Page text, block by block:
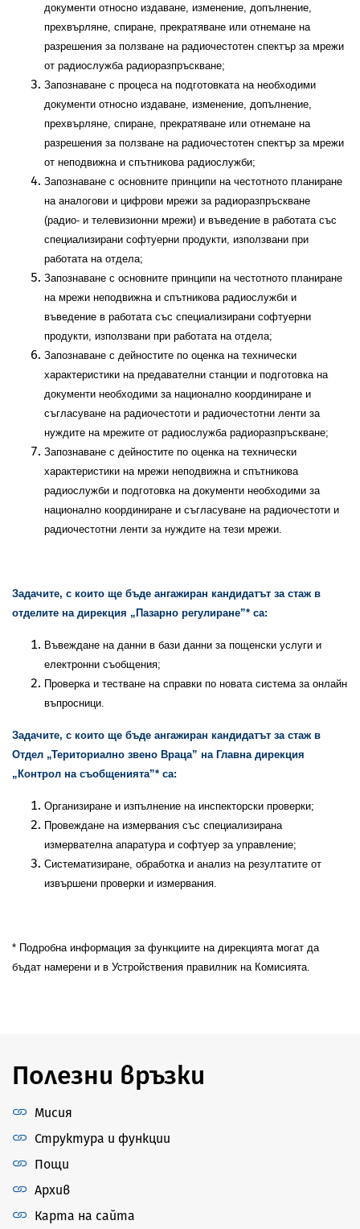
документи относно издаване, изменение, допълнение,
прехвърляне, спиране, прекратяване или отнемане на
разрешения за ползване на радиочестотен спектър за мрежи
от радиослужба радиоразпръскване;
Запознаване с процеса на подготовката на необходими
документи относно издаване, изменение, допълнение,
прехвърляне, спиране, прекратяване или отнемане на
разрешения за ползване на радиочестотен спектър за мрежи
от неподвижна и спътникова радиослужби;
Запознаване с основните принципи на честотното планиране
на аналогови и цифрови мрежи за радиоразпръскване
(радио- и телевизионни мрежи) и въведение в работата със
специализирани софтуерни продукти, използвани при
работата на отдела;
Запознаване с основните принципи на честотното планиране
на мрежи неподвижна и спътникова радиослужби и
въведение в работата със специализирани софтуерни
продукти, използвани при работата на отдела;
Запознаване с дейностите по оценка на технически
характеристики на предавателни станции и подготовка на
документи необходими за национално координиране и
съгласуване на радиочестоти и радиочестотни ленти за
нуждите на мрежите от радиослужба радиоразпръскване;
Запознаване с дейностите по оценка на технически
характеристики на мрежи неподвижна и спътникова
радиослужби и подготовка на документи необходими за
национално координиране и съгласуване на радиочестоти и
радиочестотни ленти за нуждите на тези мрежи.
Задачите, с които ще бъде ангажиран кандидатът за стаж в
отделите на дирекция „Пазарно регулиране”* са:
Въвеждане на данни в бази данни за пощенски услуги и
електронни съобщения;
Проверка и тестване на справки по новата система за онлайн
въпросници.
Задачите, с които ще бъде ангажиран кандидатът за стаж в
Отдел „Териториално звено Враца” на Главна дирекция
„Контрол на съобщенията”* са:
Организиране и изпълнение на инспекторски проверки;
Провеждане на измервания със специализирана
измервателна апаратура и софтуер за управление;
Систематизиране, обработка и анализ на резултатите от
извършени проверки и измервания.
* Подробна информация за функциите на дирекцията могат да
бъдат намерени и в Устройствения правилник на Комисията.
Полезни връзки
Мисия
Структура и функции
Пощи
Архив
Карта на сайта